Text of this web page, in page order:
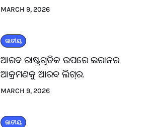
MARCH 9, 2026
ଜାତୀୟ
ଆରବ ରାଷ୍ଟ୍ରଗୁଡିକ ଉପରେ ଇରାନର
ଆକ୍ରମଣକୁ ଆରବ ଲିଗ୍‌ର.
MARCH 9, 2026
ଜାତୀୟ